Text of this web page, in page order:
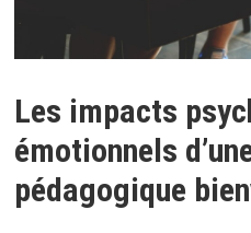
Les impacts
émotionnels
pédagogique